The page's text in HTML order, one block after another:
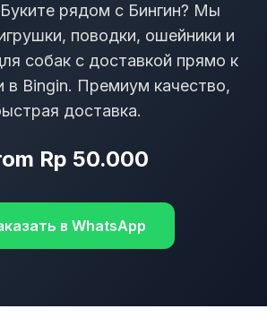
рядом с Бингин? Мы
поводки, ошейники и
собак с доставкой прямо к
в Bingin. Премиум качество,
доставка.
Rp 50.000
в WhatsApp